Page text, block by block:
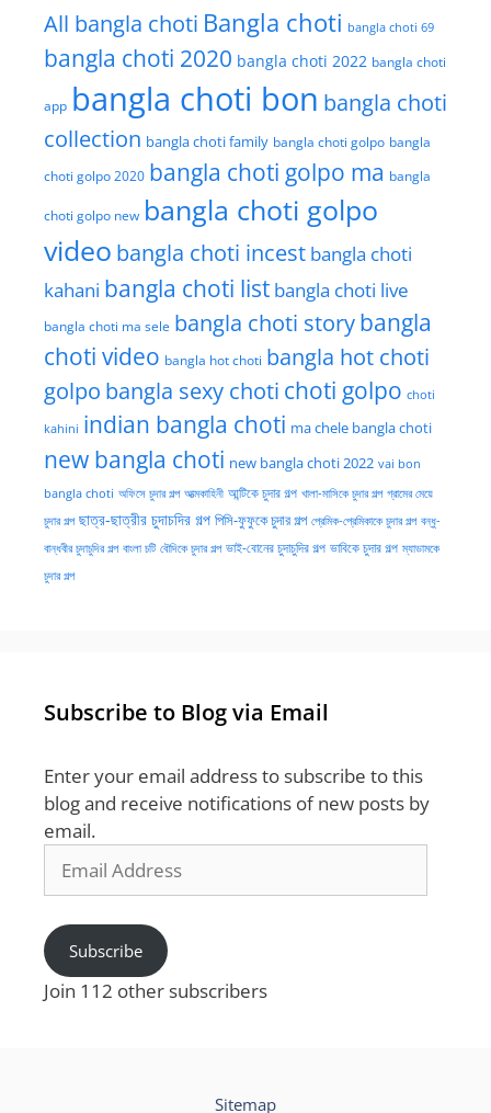
All bangla choti Bangla choti bangla choti 69
bangla choti 2020 bangla choti 2022 bangla choti
app bangla choti bon bangla choti
collection bangla choti family bangla choti golpo bangla
choti golpo 2020 bangla choti golpo ma bangla
choti golpo new bangla choti golpo
video bangla choti incest bangla choti
kahani bangla choti list bangla choti live
bangla choti ma sele bangla choti storybangla
choti video bangla hot choti bangla hot choti
golpo bangla sexy choti choti golpo choti
kahini indian bangla choti ma chele bangla choti
new bangla choti new bangla choti 2022 vai bon
bangla choti অফিসে চুদার গল্প আত্মকাহিনী আন্টিকে চুদার গল্প খালা-মাসিকে চুদার গল্প গ্রামের মেয়ে
চুদার গল্প ছাত্র-ছাত্রীর চুদাচদির গল্প পিসি-ফুফুকে চুদার গল্প প্রেমিক-প্রেমিকাকে চুদার গল্প বন্ধু-
বান্ধবীর চুদাচুদির গল্প বাংলা চটি বৌদিকে চুদার গল্প ভাই-বোনের চুদাচুদির গল্প ভাবিকে চুদার গল্প ম্যাডামকে
চুদার গল্প
Subscribe to Blog via Email
Enter your email address to subscribe to this
blog and receive notifications of new posts by
email.
Address
Subscribe
Join 112 other subscribers
Sitemap